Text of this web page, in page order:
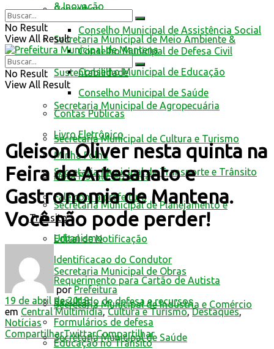
Conselhos
Conselho Municipal de Assistência Social
Conselho Municipal de Defesa Civil
Conselho Municipal de Educação
Conselho Municipal de Saúde
Contas Públicas
Livro Eletrônico
Minha Folha
Nota Fiscal Eletrônica
Fale com a prefeitura
Trânsito
Edital de Notificação
Identificacao do Condutor
Requerimento para Cartão de Autista
Resultado de defesa e recursos
Formulários de defesa
Educação no Trânsito
& Inovação
Secretaria Municipal de Meio Ambiente &
Sustentabilidade
Secretaria Municipal de Agropecuária
Secretaria Municipal de Cultura e Turismo
Secretaria Municipal de Transporte e Trânsito
Secretaria Municipal de Planejamento e
Urbanismo
Secretaria Municipal de Obras
Secretaria Municipal de Indústria e Comércio
Secretaria Municipal de Saúde
No Result
View All Result
No Result
View All Result
Gleison Oliver nesta quinta na
Feira de Artesanato e
Gastronomia de Mantena.
Você não pode perder!
por Prefeitura
19 de abril de 2018
em Central Multimídia,Cultura e Turismo,Destaques,
Notícias
CompartilharTwittarCompartilhar